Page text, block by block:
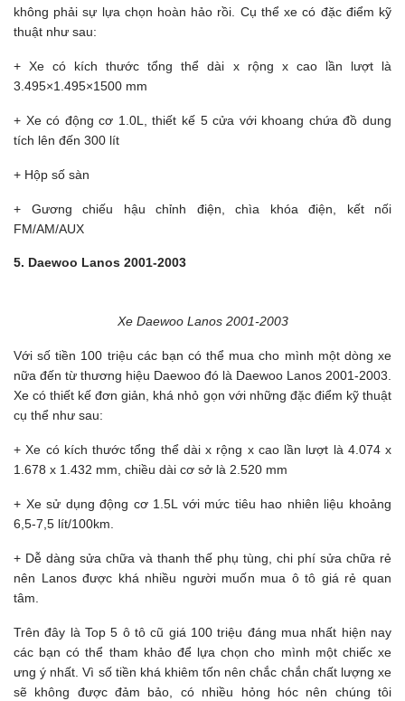
không phải sự lựa chọn hoàn hảo rồi. Cụ thể xe có đặc điểm kỹ
thuật như sau:
+ Xe có kích thước tổng thể dài x rộng x cao lần lượt là
3.495×1.495×1500 mm
+ Xe có động cơ 1.0L, thiết kế 5 cửa với khoang chứa đồ dung
tích lên đến 300 lít
+ Hộp số sàn
+ Gương chiếu hậu chỉnh điện, chìa khóa điện, kết nối
FM/AM/AUX
5. Daewoo Lanos 2001-2003
Xe Daewoo Lanos 2001-2003
Với số tiền 100 triệu các bạn có thể mua cho mình một dòng xe
nữa đến từ thương hiệu Daewoo đó là Daewoo Lanos 2001-2003.
Xe có thiết kế đơn giản, khá nhỏ gọn với những đặc điểm kỹ thuật
cụ thể như sau:
+ Xe có kích thước tổng thể dài x rộng x cao lần lượt là 4.074 x
1.678 x 1.432 mm, chiều dài cơ sở là 2.520 mm
+ Xe sử dụng động cơ 1.5L với mức tiêu hao nhiên liệu khoảng
6,5-7,5 lít/100km.
+ Dễ dàng sửa chữa và thanh thế phụ tùng, chi phí sửa chữa rẻ
nên Lanos được khá nhiều người muốn mua ô tô giá rẻ quan
tâm.
Trên đây là Top 5 ô tô cũ giá 100 triệu đáng mua nhất hiện nay
các bạn có thể tham khảo để lựa chọn cho mình một chiếc xe
ưng ý nhất. Vì số tiền khá khiêm tốn nên chắc chắn chất lượng xe
sẽ không được đảm bảo, có nhiều hỏng hóc nên chúng tôi